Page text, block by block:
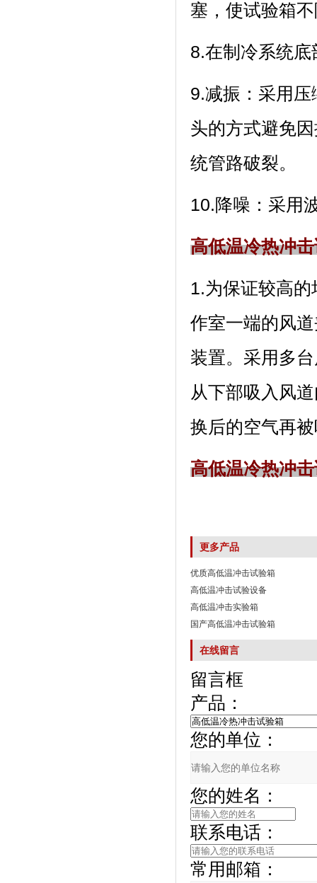
塞，使试验
8.在制冷系统底
9.减振：采用
头的方式避免因
统管路破裂。
10.降噪：采
高低温冷热冲
1.为保证较高的均
作室一端的风道夹
装置。采用多
从下部吸入风道
换后的空气再被
高低温冷热冲
更多产品
优质高低温冲击试验箱
高低温冲击试验设备
高低温冲击实验箱
国产高低温冲击试验箱
在线留言
留言框
产品：
您的单位：
您的姓名：
联系电话：
常用邮箱：